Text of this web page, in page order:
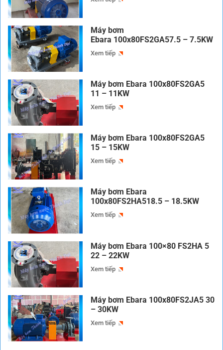
Máy bơm
Ebara 100x80FS2GA57.5 – 7.5KW
Xem tiếp
Máy bơm Ebara 100x80FS2GA5
11 – 11KW
Xem tiếp
Máy bơm Ebara 100x80FS2GA5
15 – 15KW
Xem tiếp
Máy bơm Ebara
100x80FS2HA518.5 – 18.5KW
Xem tiếp
Máy bơm Ebara 100×80 FS2HA 5
22 – 22KW
Xem tiếp
Máy bơm Ebara 100x80FS2JA5 30
– 30KW
Xem tiếp